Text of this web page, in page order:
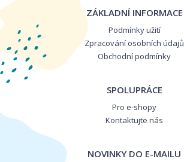
ZÁKLADNÍ INFORMACE
Podmínky užití
Zpracování osobních údajů
Obchodní podmínky
SPOLUPRÁCE
Pro e-shopy
Kontaktujte nás
NOVINKY DO E-MAILU